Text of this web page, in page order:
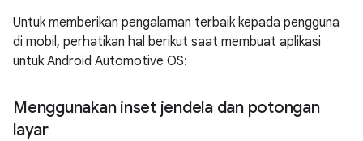
Untuk memberikan pengalaman terbaik kepada pengguna
di mobil, perhatikan hal berikut saat membuat aplikasi
untuk Android Automotive OS:
Menggunakan inset jendela dan potongan
layar